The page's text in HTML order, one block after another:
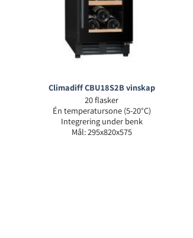
Climadiff CBU18S2B vinskap
20 flasker
Én temperatursone (5-20°C)
Integrering under benk
Mål: 295x820x575